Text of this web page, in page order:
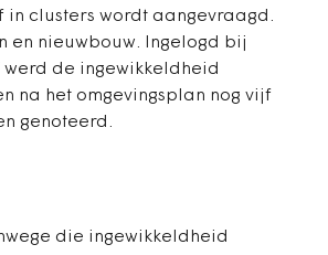
clusters wordt aangevraagd.
en nieuwbouw. Ingelogd bij
werd de ingewikkeldheid
na het omgevingsplan nog vijf
genoteerd.
die ingewikkeldheid